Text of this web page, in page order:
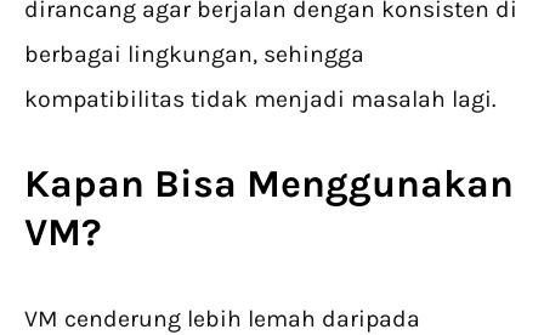
dirancang agar berjalan dengan konsisten di
berbagai lingkungan, sehingga
kompatibilitas tidak menjadi masalah lagi.
Kapan Bisa Menggunakan
VM?
VM cenderung lebih lemah daripada